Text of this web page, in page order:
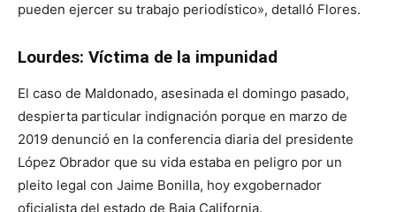
pueden ejercer su trabajo periodístico», detalló Flores.
Lourdes: Víctima de la impunidad
El caso de Maldonado, asesinada el domingo pasado,
despierta particular indignación porque en marzo de
2019 denunció en la conferencia diaria del presidente
López Obrador que su vida estaba en peligro por un
pleito legal con Jaime Bonilla, hoy exgobernador
oficialista del estado de Baja California.